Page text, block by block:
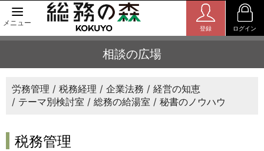
メニュー
登録 ログイン
相談の広場
労務管理 税務経理 企業法務
経営の知恵
テーマ別検討室
総務の給湯室 秘書のノウハウ
税務管理